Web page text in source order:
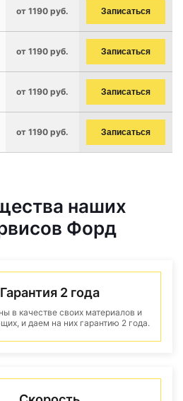
от 1190 руб. Записаться
от 1190 руб. Записаться
от 1190 руб. Записаться
от 1190 руб. Записаться
наших
Форд
Гарантия 2 года
в качестве своих материалов и
и даем на них гарантию 2 года.